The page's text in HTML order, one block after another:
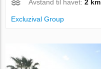
Avstand til havet:2 km
Excluzival Group